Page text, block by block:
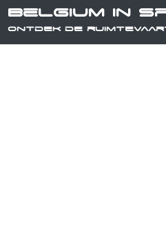
Belgium in
Ontdek de